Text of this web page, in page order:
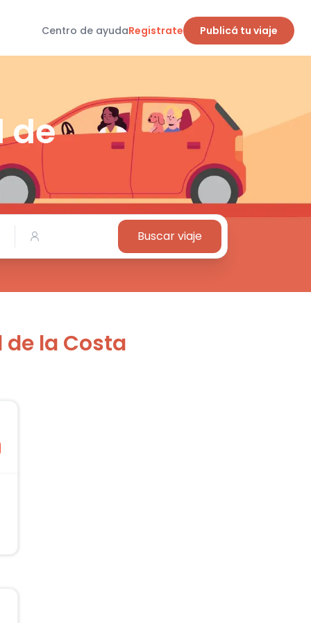
Centro de ayudaRegistrate Publicá tu viaje
de
Buscar viaje
de la Costa